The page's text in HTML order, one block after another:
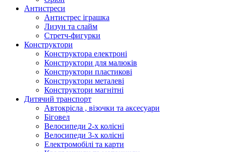
Антистреси
Антистрес іграшка
Лизун та слайм
Стретч-фигурки
Конструктори
Конструктора електроні
Конструктори для малюків
Конструктори пластикові
Конструктори металеві
Конструктори магнітні
Дитячий транспорт
Автокрісла , візочки та аксесуари
Біговел
Велосипеди 2-х колісні
Велосипеди 3-х колісні
Електромобілі та карти